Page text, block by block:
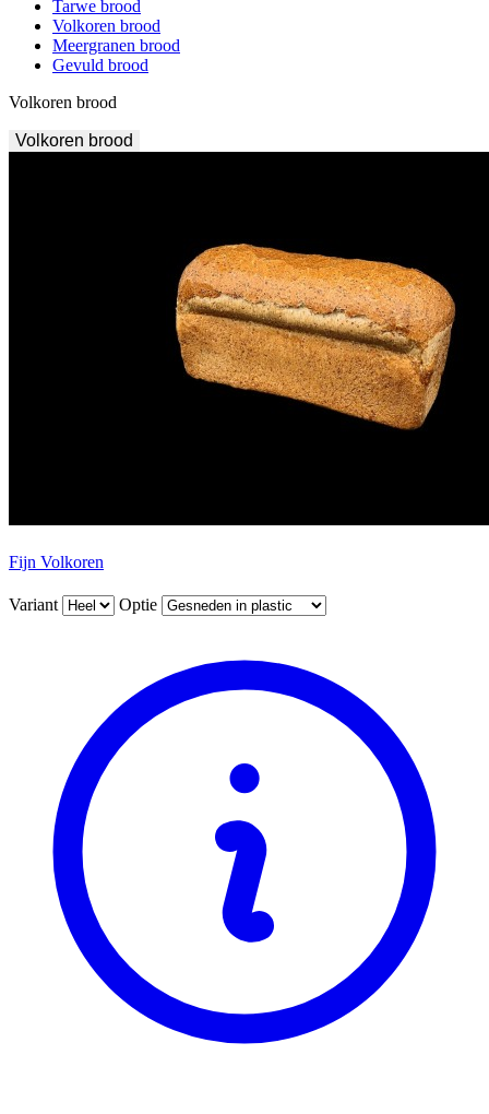
Tarwe brood
Volkoren brood
Meergranen brood
Gevuld brood
Volkoren brood
Volkoren brood
Fijn Volkoren
Variant Optie